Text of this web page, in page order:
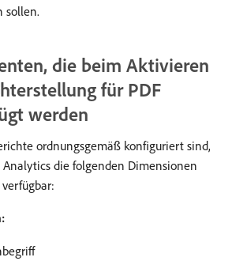
sollen.
die beim Aktivieren
für PDF
werden
ordnungsgemäß konfiguriert sind,
die folgenden Dimensionen